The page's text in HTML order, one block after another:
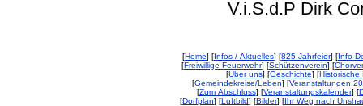
V.i.S.d.P Dirk
[Home] [Infos / Aktuelles] [825-Jahrfeier] [Info
[Freiwillige Feuerwehr] [Schützenverein] [
[Über uns] [Geschichte] [Historische
[Gemeindekreise/Leben] [Veranstaltungen
[Zum Abschluss] [Veranstaltungskalender] [
[Dorfplan] [Luftbild] [Bilder] [Ihr Weg nach